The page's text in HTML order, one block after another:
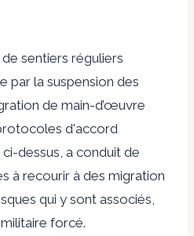
sentiers réguliers
par la suspension des
de main-d’œuvre
d'accord
dessus, a conduit de
à recourir à des migration
qui y sont associés,
forcé.